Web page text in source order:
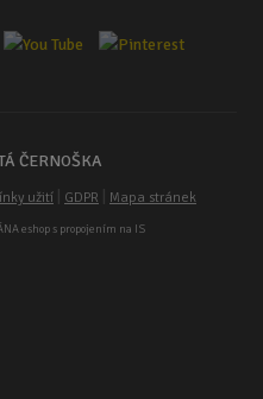
ČERNOŠKA
užití GDPR Mapa stránek
eshop s propojením na IS